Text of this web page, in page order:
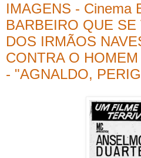
IMAGENS - Cinema
BARBEIRO QUE
DOS IRMÃOS
CONTRA O
- "AGNALDO,